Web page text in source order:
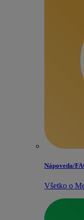
Nápoveda/​
Všetko o